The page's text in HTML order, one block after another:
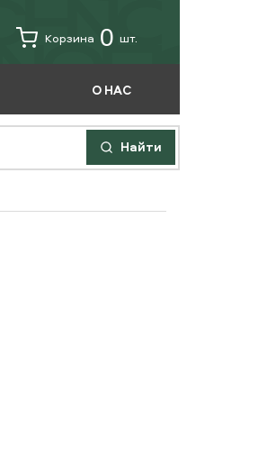
Корзина 0 шт.
О НАС
Найти